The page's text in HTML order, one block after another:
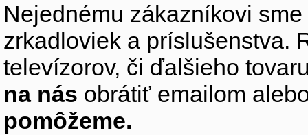
Nejednému zákazníkovi
zrkadloviek a príslušenstva.
televízorov, či ďalšieho
na nás obrátiť emailom
pomôžeme.